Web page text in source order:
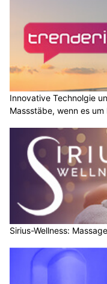
Innovative Technolgie
Massstäbe, wenn es
Sirius-Wellness: